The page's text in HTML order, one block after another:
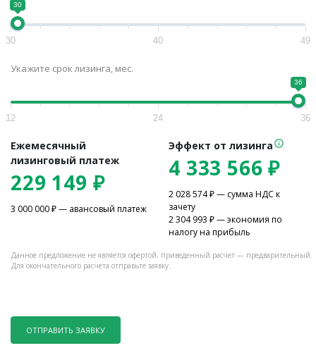
30
30 40 49
Укажите срок лизинга, мес.
36
12 24 36
Ежемесячный
лизинговый платеж
229 149 ₽
3 000 000₽ — авансовый платеж
Эффект от лизинга
4 333 566 ₽
2 028 574₽ — сумма НДС к
зачету
2 304 993 ₽ — экономия по
налогу на прибыль
Данное предложение не является офертой, приведенный расчет — предварительный.
Для окончательного расчета отправьте заявку.
ОТПРАВИТЬ ЗАЯВКУ